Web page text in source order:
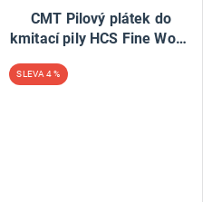
CMT Pilový plátek do
kmitací pily HCS Fine Wood
(bal 25ks)
4 %